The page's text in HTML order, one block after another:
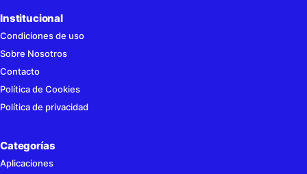
Institucional
Condiciones de uso
Sobre Nosotros
Contacto
Política de Cookies
Política de privacidad
Categorías
Aplicaciones